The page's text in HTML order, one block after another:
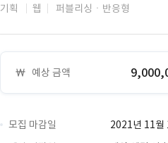
기획 웹 퍼블리싱ㆍ반응형
예상 금액
모집 마감일 2021년 11월